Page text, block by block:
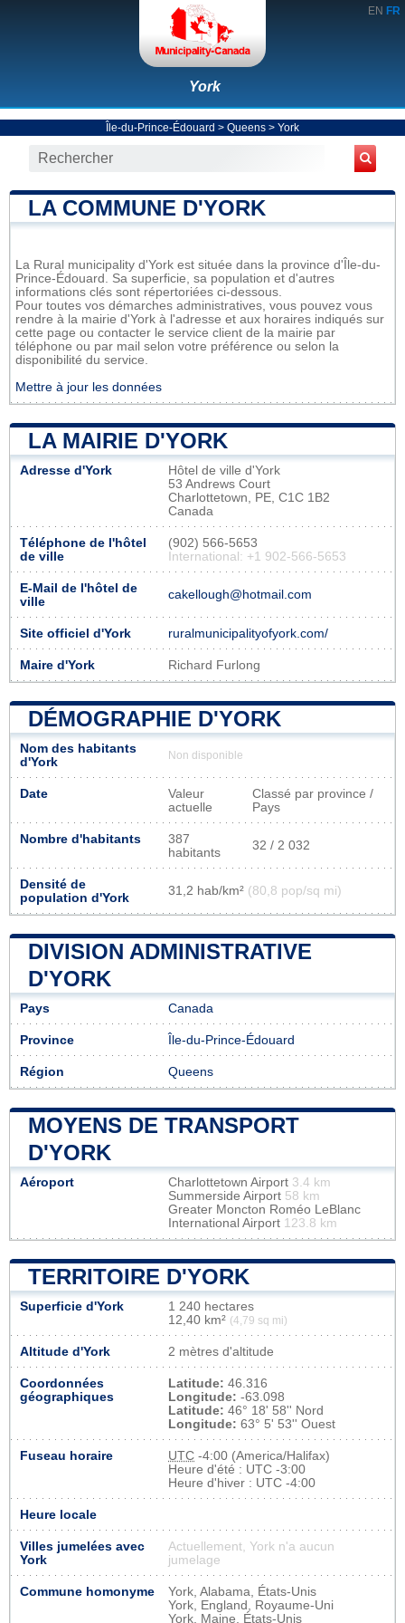
EN FR
York
Île-du-Prince-Édouard > Queens > York
LA COMMUNE D'YORK
La Rural municipality d'York est située dans la province d'Île-du-
Prince-Édouard. Sa superficie, sa population et d'autres
informations clés sont répertoriées ci-dessous.
Pour toutes vos démarches administratives, vous pouvez vous
rendre à la mairie d'York à l'adresse et aux horaires indiqués sur
cette page ou contacter le service client de la mairie par
téléphone ou par mail selon votre préférence ou selon la
disponibilité du service.
Mettre à jour les données
LA MAIRIE D'YORK
Adresse d'York
Hôtel de ville d'York
53 Andrews Court
Charlottetown, PE, C1C 1B2
Canada
Téléphone de l'hôtel
de ville
(902) 566-5653
International: +1 902-566-5653
E-Mail de l'hôtel de
ville
cakellough@hotmail.com
Site officiel d'York ruralmunicipalityofyork.com/
Maire d'York Richard Furlong
DÉMOGRAPHIE D'YORK
Nom des habitants
d'York
Non disponible
Date
Valeur
actuelle
Classé par province /
Pays
Nombre d'habitants
387
habitants
32 / 2 032
Densité de
population d'York
31,2 hab/km² (80,8 pop/sq mi)
DIVISION ADMINISTRATIVE
D'YORK
Pays Canada
Province Île-du-Prince-Édouard
Région Queens
MOYENS DE TRANSPORT
D'YORK
Aéroport Charlottetown Airport 3.4 km
Summerside Airport 58 km
Greater Moncton Roméo LeBlanc
International Airport 123.8 km
TERRITOIRE D'YORK
Superficie d'York
1 240 hectares
12,40 km² (4,79 sq mi)
Altitude d'York 2 mètres d'altitude
Coordonnées
géographiques
Latitude: 46.316
Longitude: -63.098
Latitude: 46° 18' 58'' Nord
Longitude: 63° 5' 53'' Ouest
Fuseau horaire UTC -4:00 (America/Halifax)
Heure d'été : UTC -3:00
Heure d'hiver : UTC -4:00
Heure locale
Villes jumelées avec
York
Actuellement, York n'a aucun
jumelage
Commune homonyme
York, Alabama, États-Unis
York, England, Royaume-Uni
York, Maine, États-Unis